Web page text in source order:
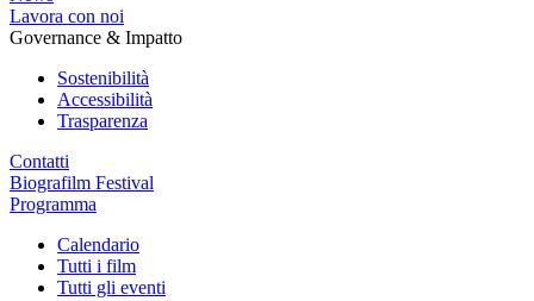
Lavora con noi
Governance & Impatto
Sostenibilità
Accessibilità
Trasparenza
Contatti
Biografilm Festival
Programma
Calendario
Tutti i film
Tutti gli eventi